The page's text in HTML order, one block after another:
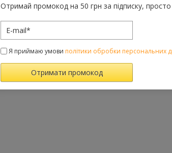
Отримай промокод на 50 грн за підписку,
Я приймаю умови політики обробки персональних